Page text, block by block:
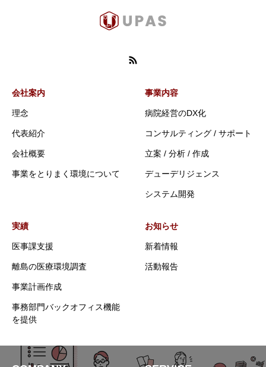
会社案内
理念
代表紹介
会社概要
事業をとりまく環境について
事業内容
病院経営のDX化
コンサルティング / サポート
立案 / 分析 / 作成
デューデリジェンス
システム開発
実績
医事課支援
離島の医療環境調査
事業計画作成
事務部門バックオフィス機能
を提供
お知らせ
新着情報
活動報告